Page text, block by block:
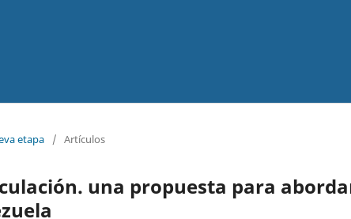
etapa / Artículos
una propuesta para